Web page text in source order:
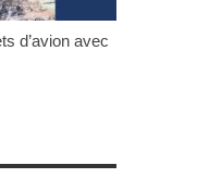
d’avion avec